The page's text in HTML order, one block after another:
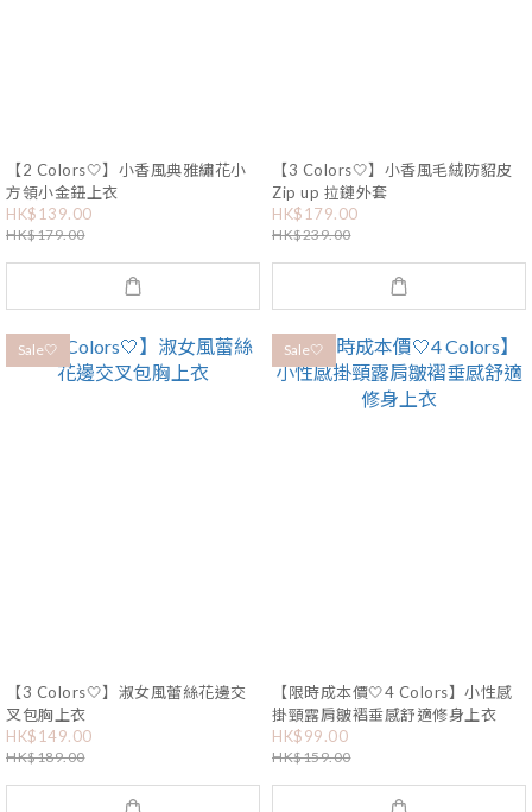
【2 Colors🤍】小香風典雅繡花小
方領小金鈕上衣
HK$139.00
HK$179.00
【3 Colors🤍】小香風毛絨防貂皮
Zip up 拉鏈外套
HK$179.00
HK$239.00
Sale🤍
【3 Colors🤍】淑女風蕾絲花邊交
叉包胸上衣
HK$149.00
HK$189.00
Sale🤍
【限時成本價🤍4 Colors】小性感
掛頸露肩皺褶垂感舒適修身上衣
HK$99.00
HK$159.00